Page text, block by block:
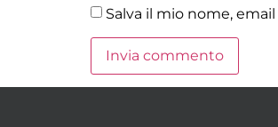
Salva il mio nome,